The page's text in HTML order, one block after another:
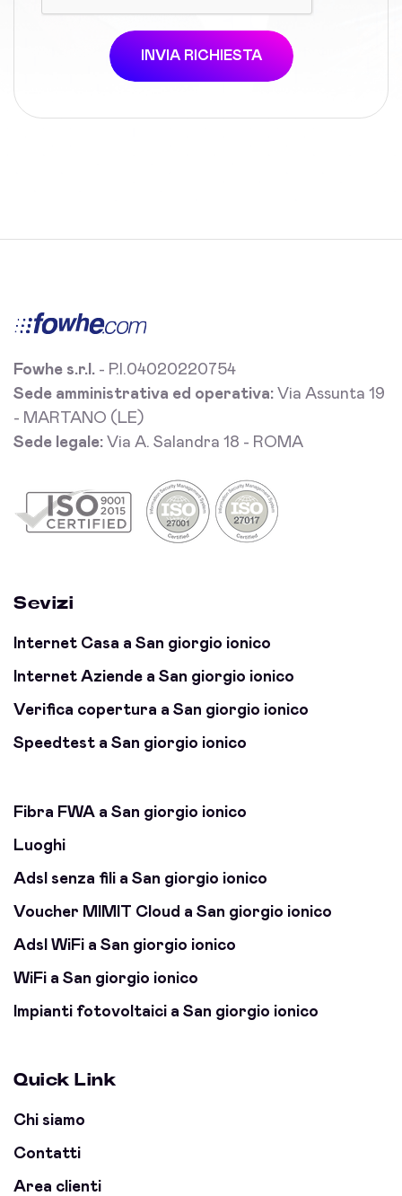
INVIA RICHIESTA
Fowhe s.r.l. - P.I.04020220754
Sede amministrativa ed operativa: Via Assunta 19
- MARTANO (LE)
Sede legale: Via A. Salandra 18 - ROMA
Sevizi
Internet Casa a San giorgio ionico
Internet Aziende a San giorgio ionico
Verifica copertura a San giorgio ionico
Speedtest a San giorgio ionico
Fibra FWA a San giorgio ionico
Luoghi
Adsl senza fili a San giorgio ionico
Voucher MIMIT Cloud a San giorgio ionico
Adsl WiFi a San giorgio ionico
WiFi a San giorgio ionico
Impianti fotovoltaici a San giorgio ionico
Quick Link
Chi siamo
Contatti
Area clienti